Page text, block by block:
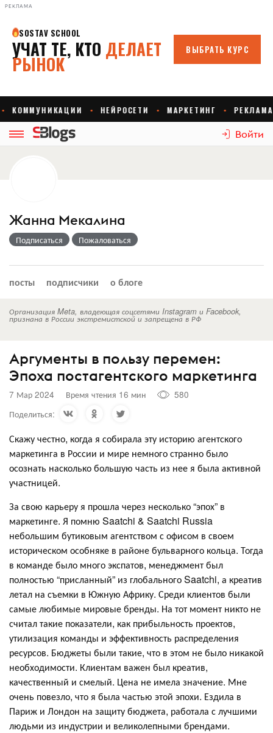
РЕКЛАМА
Войти
Жанна Мекалина
Подписаться Пожаловаться
посты подписчики о блоге
Организация Meta, владеющая соцсетями Instagram и Facebook,
признана в России экстремистской и запрещена в РФ
Аргументы в пользу перемен:
Эпоха постагентского маркетинга
7 Мар 2024 Время чтения 16 мин
580
Поделиться:
Скажу честно, когда я собирала эту историю агентского
маркетинга в России и мире немного странно было
осознать насколько большую часть из нее я была активной
участницей.
За свою карьеру я прошла через несколько “эпох” в
маркетинге. Я помню Saatchi & Saatchi Russia
небольшим бутиковым агентством с офисом в своем
историческом особняке в районе бульварного кольца. Тогда
в команде было много экспатов, менеджмент был
полностью “присланный” из глобального Saatchi, а креатив
летал на съемки в Южную Африку. Среди клиентов были
самые любимые мировые бренды. На тот момент никто не
считал такие показатели, как прибыльность проектов,
утилизация команды и эффективность распределения
ресурсов. Бюджеты были такие, что в этом не было никакой
необходимости. Клиентам важен был креатив,
качественный и смелый. Цена не имела значение. Мне
очень повезло, что я была частью этой эпохи. Ездила в
Париж и Лондон на защиту бюджета, работала с лучшими
людьми из индустрии и великолепными брендами.